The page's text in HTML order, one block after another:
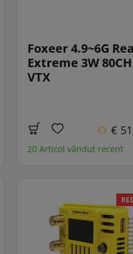
Foxeer 4.9~6G
Extreme 3W 80CH
VTX
€
20 Articol vândut recent